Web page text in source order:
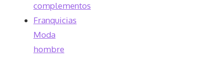
complementos
Franquicias
Moda
hombre